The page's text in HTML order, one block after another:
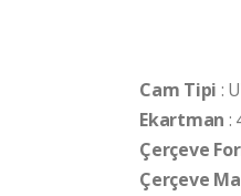
Cam Tipi :
Ekartman :
Çerçeve
Çerçeve